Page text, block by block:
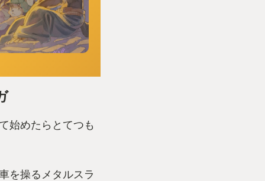
始めたらとてつも
を操るメタルスラ